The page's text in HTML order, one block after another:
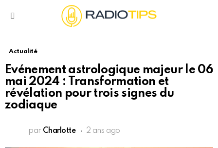
Actualité
Evénement astrologique majeur le 06
mai 2024 : Transformation et
révélation pour trois signes du
zodiaque
par Charlotte 2 ans ago